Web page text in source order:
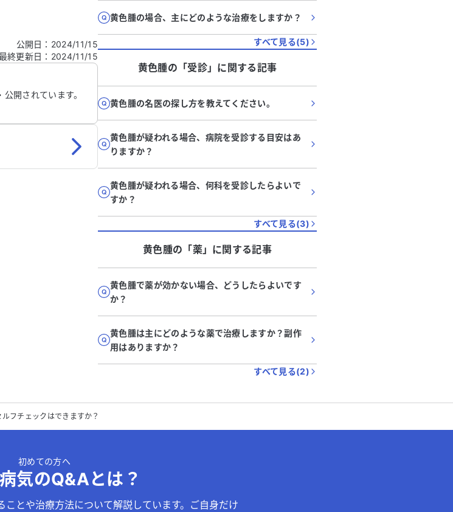
情報は入れないでくだ
公開日 ： 2024/11/15
終更新日 ： 2024/11/15
開されています。
黄色腫の場合、主にどのような治療をしますか？
すべて見る(5)
黄色腫の「受診」に関する記事
黄色腫の名医の探し方を教えてください。
黄色腫が疑われる場合、病院を受診する目安はあ
りますか？
黄色腫が疑われる場合、何科を受診したらよいで
すか？
すべて見る(3)
黄色腫の「薬」に関する記事
黄色腫で薬が効かない場合、どうしたらよいです
か？
黄色腫は主にどのような薬で治療しますか？副作
用はありますか？
すべて見る(2)
フチェックはできますか？
初めての方へ
気のQ&Aとは？
とや治療方法について解説しています。ご自身だけ